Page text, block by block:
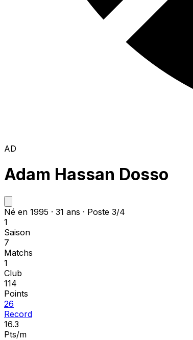
AD
Adam Hassan Dosso
Né en 1995 · 31 ans · Poste 3/4
1
Saison
7
Matchs
1
Club
114
Points
26
Record
16.3
Pts/m